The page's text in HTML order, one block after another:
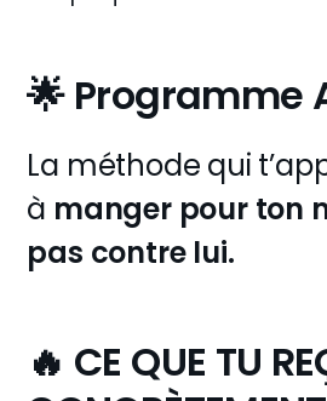
🌟 Programme
La méthode qui
à manger pour ton
pas contre lui.
🔥 CE QUE TU